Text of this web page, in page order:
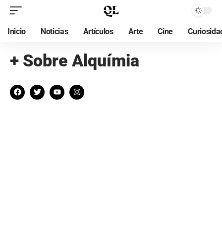
Inicio Noticias Artículos Arte Cine
+ Sobre Alquímia